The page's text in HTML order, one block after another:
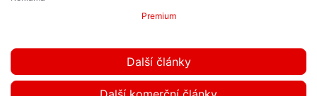
Premium
Další články